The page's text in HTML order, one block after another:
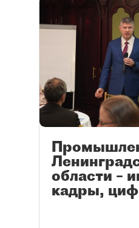
области –
кадры,